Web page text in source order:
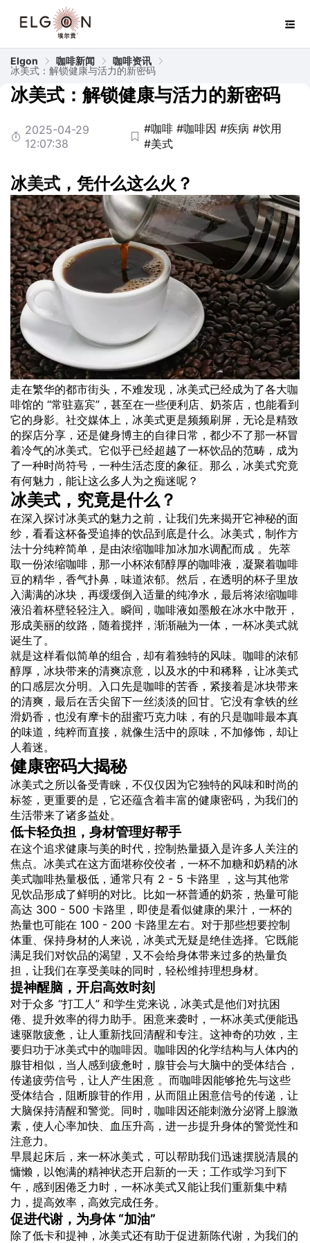
Elgon 咖啡新闻
咖啡资讯
冰美式：解锁健康与活力的新密码
冰美式：解锁健康与活力的新密码
2025-04-29
12:07:38
#咖啡 #咖啡因 #疾病 #饮用
#美式
冰美式 ，凭什么这么火？
走在繁华的都市街头，不难发现，冰美式已经成为了各大咖
啡馆的 “常驻嘉宾”，甚至在一些便利店、奶茶店，也能看到
它的身影。社交媒体上，冰美式更是频频刷屏，无论是精致
的探店分享，还是健身博主的自律日常，都少不了那一杯冒
着冷气的冰美式。它似乎已经超越了一杯饮品的范畴，成为
了一种时尚符号，一种生活态度的象征。那么，冰美式究竟
有何魅力，能让这么多人为之痴迷呢？
冰美式，究竟是什么？
在深入探讨冰美式的魅力之前，让我们先来揭开它神秘的面
纱，看看这杯备受追捧的饮品到底是什么。冰美式，制作方
法十分纯粹简单，是由浓缩咖啡加冰加水调配而成 。先萃
取一份浓缩咖啡，那一小杯浓郁醇厚的咖啡液，凝聚着咖啡
豆的精华，香气扑鼻，味道浓郁。然后，在透明的杯子里放
入满满的冰块，再缓缓倒入适量的纯净水，最后将浓缩咖啡
液沿着杯壁轻轻注入。瞬间，咖啡液如墨般在冰水中散开，
形成美丽的纹路，随着搅拌，渐渐融为一体，一杯冰美式就
诞生了。
就是这样看似简单的组合，却有着独特的风味。咖啡的浓郁
醇厚，冰块带来的清爽凉意，以及水的中和稀释，让冰美式
的口感层次分明。入口先是咖啡的苦香，紧接着是冰块带来
的清爽，最后在舌尖留下一丝淡淡的回甘。它没有拿铁的丝
滑奶香，也没有摩卡的甜蜜巧克力味，有的只是咖啡最本真
的味道，纯粹而直接，就像生活中的原味，不加修饰，却让
人着迷。
健康密码大揭秘
冰美式之所以备受青睐，不仅仅因为它独特的风味和时尚的
标签，更重要的是，它还蕴含着丰富的健康密码，为我们的
生活带来了诸多益处。
低卡轻负担，身材管理好帮手
在这个追求健康与美的时代，控制热量摄入是许多人关注的
焦点。冰美式在这方面堪称佼佼者，一杯不加糖和奶精的冰
美式咖啡热量极低，通常只有 2 - 5 卡路里 ，这与其他常
见饮品形成了鲜明的对比。比如一杯普通的奶茶，热量可能
高达 300 - 500 卡路里，即使是看似健康的果汁，一杯的
热量也可能在 100 - 200 卡路里左右。对于那些想要控制
体重、保持身材的人来说，冰美式无疑是绝佳选择。它既能
满足我们对饮品的渴望，又不会给身体带来过多的热量负
担，让我们在享受美味的同时，轻松维持理想身材。
提神醒脑，开启高效时刻
对于众多 “打工人” 和学生党来说，冰美式是他们对抗困
倦、提升效率的得力助手。困意来袭时，一杯冰美式便能迅
速驱散疲惫，让人重新找回清醒和专注。这神奇的功效，主
要归功于冰美式中的咖啡因。咖啡因的化学结构与人体内的
腺苷相似，当人感到疲惫时，腺苷会与大脑中的受体结合，
传递疲劳信号，让人产生困意 。而咖啡因能够抢先与这些
受体结合，阻断腺苷的作用，从而阻止困意信号的传递，让
大脑保持清醒和警觉。同时，咖啡因还能刺激分泌肾上腺激
素，使人心率加快、血压升高，进一步提升身体的警觉性和
注意力。
早晨起床后，来一杯冰美式，可以帮助我们迅速摆脱清晨的
慵懒，以饱满的精神状态开启新的一天；工作或学习到下
午，感到困倦乏力时，一杯冰美式又能让我们重新集中精
力，提高效率，高效完成任务。
促进代谢，为身体 “加油”
除了低卡和提神，冰美式还有助于促进新陈代谢，为我们的